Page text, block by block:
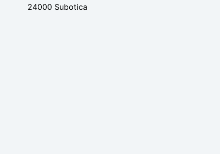
24000 Subotica